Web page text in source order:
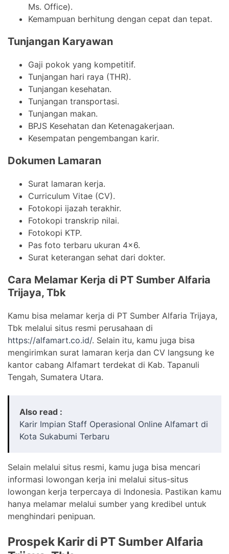
Ms. Office).
Kemampuan berhitung dengan cepat dan tepat.
Tunjangan Karyawan
Gaji pokok yang kompetitif.
Tunjangan hari raya (THR).
Tunjangan kesehatan.
Tunjangan transportasi.
Tunjangan makan.
BPJS Kesehatan dan Ketenagakerjaan.
Kesempatan pengembangan karir.
Dokumen Lamaran
Surat lamaran kerja.
Curriculum Vitae (CV).
Fotokopi ijazah terakhir.
Fotokopi transkrip nilai.
Fotokopi KTP.
Pas foto terbaru ukuran 4×6.
Surat keterangan sehat dari dokter.
Cara Melamar Kerja di PT Sumber Alfaria
Trijaya, Tbk
Kamu bisa melamar kerja di PT Sumber Alfaria Trijaya,
Tbk melalui situs resmi perusahaan di
https://alfamart.co.id/. Selain itu, kamu juga bisa
mengirimkan surat lamaran kerja dan CV langsung ke
kantor cabang Alfamart terdekat di Kab. Tapanuli
Tengah, Sumatera Utara.
Also read :
Karir Impian Staff Operasional Online Alfamart di
Kota Sukabumi Terbaru
Selain melalui situs resmi, kamu juga bisa mencari
informasi lowongan kerja ini melalui situs-situs
lowongan kerja terpercaya di Indonesia. Pastikan kamu
hanya melamar melalui sumber yang kredibel untuk
menghindari penipuan.
Prospek Karir di PT Sumber Alfaria